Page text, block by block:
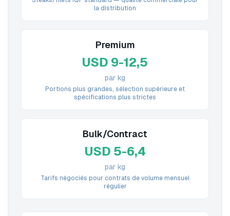
la distribution
Premium
USD 9-12,5
par kg
Portions plus grandes, sélection supérieure et
spécifications plus strictes
Bulk/Contract
USD 5-6,4
par kg
Tarifs négociés pour contrats de volume mensuel
régulier